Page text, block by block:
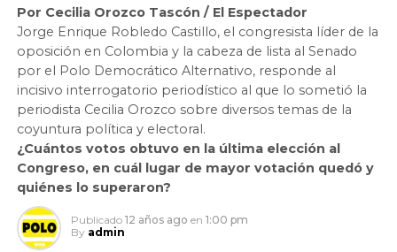
Por Cecilia Orozco Tascón / El Espectador
Jorge Enrique Robledo Castillo, el congresista líder de la
oposición en Colombia y la cabeza de lista al Senado
por el Polo Democrático Alternativo, responde al
incisivo interrogatorio periodístico al que lo sometió la
periodista Cecilia Orozco sobre diversos temas de la
coyuntura política y electoral.
¿Cuántos votos obtuvo en la última elección al
Congreso, en cuál lugar de mayor votación quedó y
quiénes lo superaron?
Publicado 12 años ago en 1:00 pm
By admin